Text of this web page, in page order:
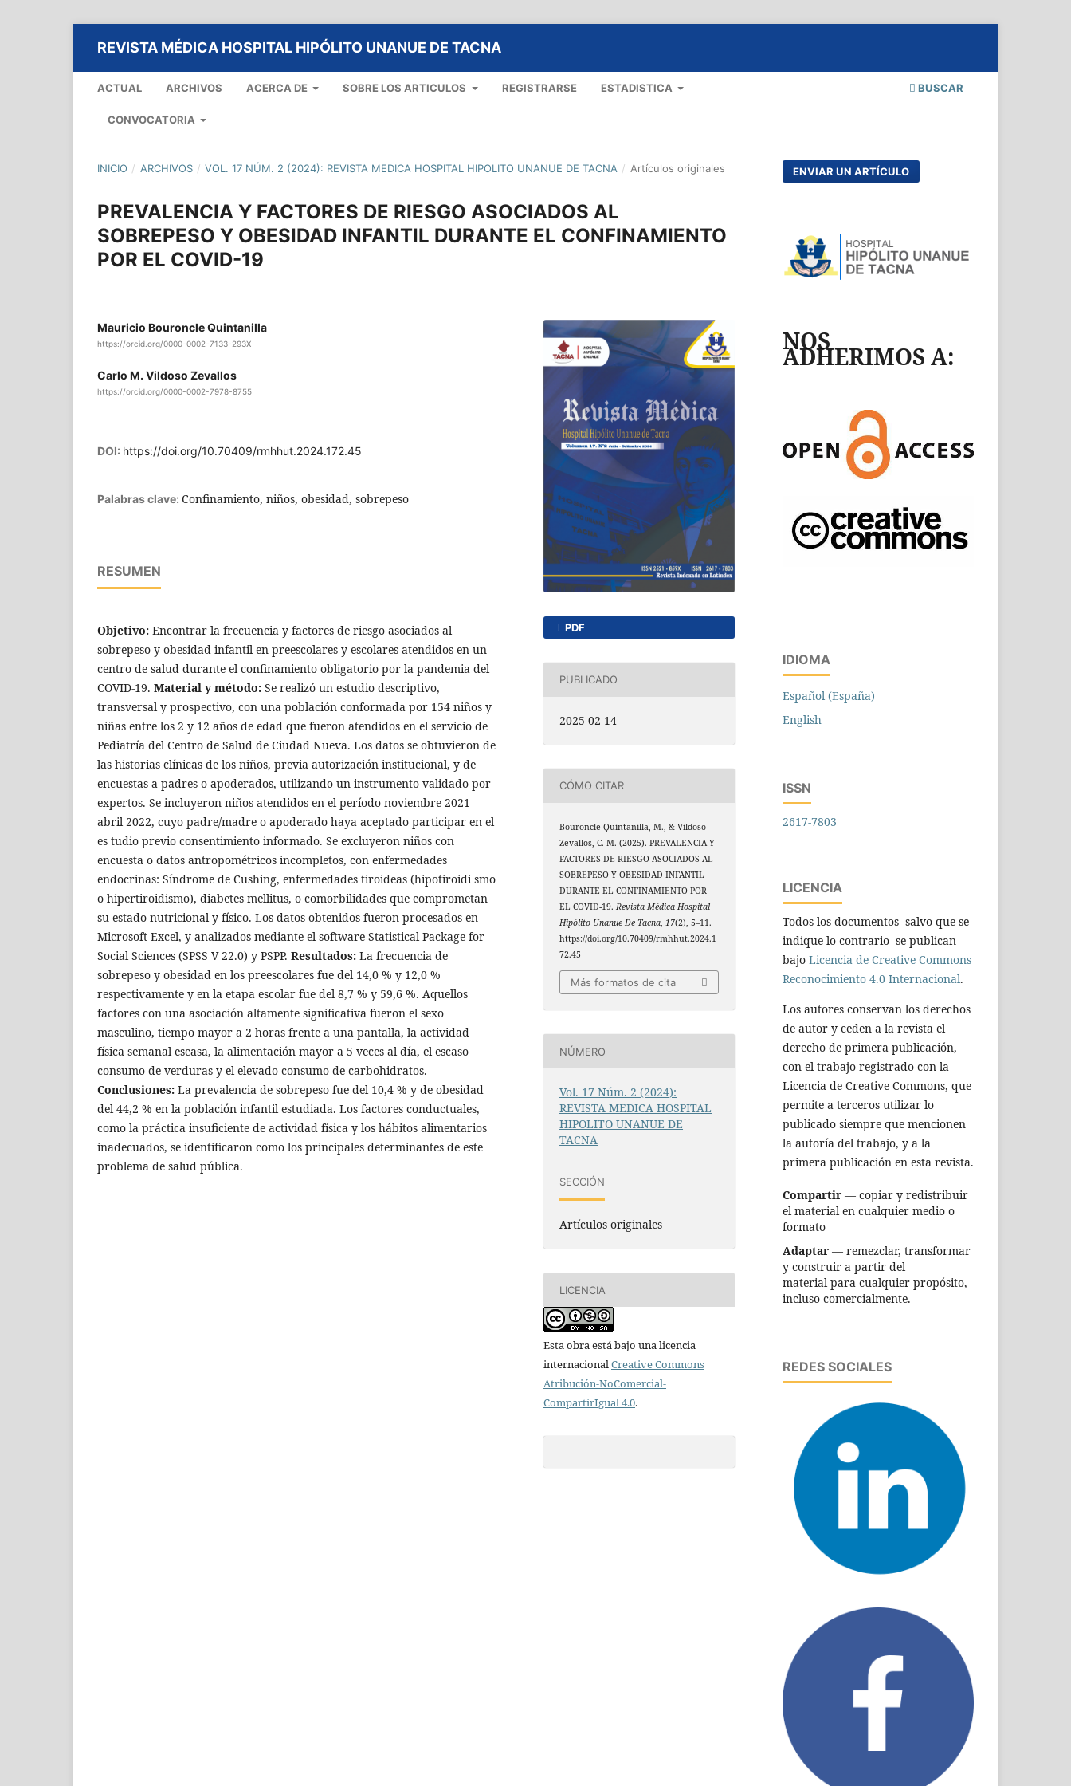
REVISTA MÉDICA HOSPITAL HIPÓLITO UNANUE DE TACNA
ACTUAL ARCHIVOS ACERCA DE SOBRE LOS ARTICULOS REGISTRARSE ESTADISTICA
CONVOCATORIA
BUSCAR
INICIO / ARCHIVOS / VOL. 17 NÚM. 2 (2024): REVISTA MEDICA HOSPITAL HIPOLITO UNANUE DE TACNA / Artículos originales
PREVALENCIA Y FACTORES DE RIESGO ASOCIADOS AL
SOBREPESO Y OBESIDAD INFANTIL DURANTE EL CONFINAMIENTO
POR EL COVID-19
Mauricio Bouroncle Quintanilla
https://orcid.org/0000-0002-7133-293X
Carlo M. Vildoso Zevallos
https://orcid.org/0000-0002-7978-8755
DOI: https://doi.org/10.70409/rmhhut.2024.172.45
Palabras clave: Confinamiento, niños, obesidad, sobrepeso
RESUMEN
Objetivo: Encontrar la frecuencia y factores de riesgo asociados al
sobrepeso y obesidad infantil en preescolares y escolares atendidos en un
centro de salud durante el confinamiento obligatorio por la pandemia del
COVID-19. Material y método: Se realizó un estudio descriptivo,
transversal y prospectivo, con una población conformada por 154 niños y
niñas entre los 2 y 12 años de edad que fueron atendidos en el servicio de
Pediatría del Centro de Salud de Ciudad Nueva. Los datos se obtuvieron de
las historias clínicas de los niños, previa autorización institucional, y de
encuestas a padres o apoderados, utilizando un instrumento validado por
expertos. Se incluyeron niños atendidos en el período noviembre 2021-
abril 2022, cuyo padre/madre o apoderado haya aceptado participar en el
es tudio previo consentimiento informado. Se excluyeron niños con
encuesta o datos antropométricos incompletos, con enfermedades
endocrinas: Síndrome de Cushing, enfermedades tiroideas (hipotiroidi smo
o hipertiroidismo), diabetes mellitus, o comorbilidades que comprometan
su estado nutricional y físico. Los datos obtenidos fueron procesados en
Microsoft Excel, y analizados mediante el software Statistical Package for
Social Sciences (SPSS V 22.0) y PSPP. Resultados: La frecuencia de
sobrepeso y obesidad en los preescolares fue del 14,0 % y 12,0 %
respectivamente y en la etapa escolar fue del 8,7 % y 59,6 %. Aquellos
factores con una asociación altamente significativa fueron el sexo
masculino, tiempo mayor a 2 horas frente a una pantalla, la actividad
física semanal escasa, la alimentación mayor a 5 veces al día, el escaso
consumo de verduras y el elevado consumo de carbohidratos.
Conclusiones: La prevalencia de sobrepeso fue del 10,4 % y de obesidad
del 44,2 % en la población infantil estudiada. Los factores conductuales,
como la práctica insuficiente de actividad física y los hábitos alimentarios
inadecuados, se identificaron como los principales determinantes de este
problema de salud pública.
PDF
PUBLICADO
2025-02-14
CÓMO CITAR
Bouroncle Quintanilla, M., & Vildoso
Zevallos, C. M. (2025). PREVALENCIA Y
FACTORES DE RIESGO ASOCIADOS AL
SOBREPESO Y OBESIDAD INFANTIL
DURANTE EL CONFINAMIENTO POR
EL COVID-19. Revista Médica Hospital
Hipólito Unanue De Tacna 17(2), 5–11.
https://doi.org/10.70409/rmhhut.2024.1
72.45
Más formatos de cita
NÚMERO
Vol. 17 Núm. 2 (2024):
REVISTA MEDICA HOSPITAL
HIPOLITO UNANUE DE
TACNA
SECCIÓN
Artículos originales
LICENCIA
Esta obra está bajo una licencia
internacionalCreative Commons
Atribución-NoComercial-
CompartirIgual 4.0.
ENVIAR UN ARTÍCULO
NOS
ADHERIMOS A:
IDIOMA
Español (España)
English
ISSN
2617-7803
LICENCIA
Todos los documentos -salvo que se
indique lo contrario- se publican
bajo Licencia de Creative Commons
Reconocimiento 4.0 Internacional.
Los autores conservan los derechos
de autor y ceden a la revista el
derecho de primera publicación,
con el trabajo registrado con la
Licencia de Creative Commons, que
permite a terceros utilizar lo
publicado siempre que mencionen
la autoría del trabajo, y a la
primera publicación en esta revista.
Compartir — copiar y redistribuir
el material en cualquier medio o
formato
Adaptar — remezclar, transformar
y construir a partir del
material para cualquier propósito,
incluso comercialmente.
REDES SOCIALES